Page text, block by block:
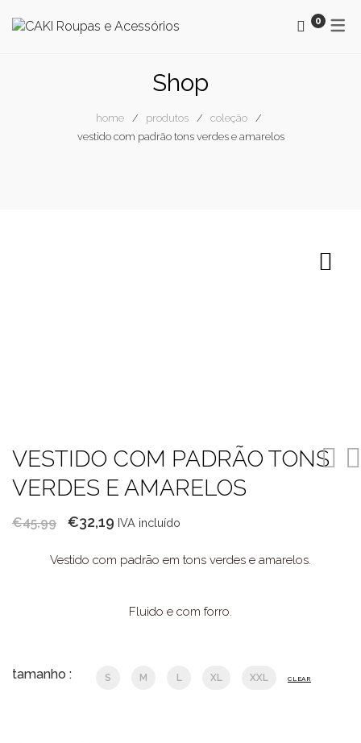
SURKANA
NEWSLETTER
0
Shop
home produtos
coleção
vestido com padrão tons verdes e amarelos
VESTIDO COM PADRÃO TONS
VERDES E AMARELOS
€45,99
O
original
€32,19 O
atual
€32,19.
IVA incluído
Vestido com padrão em tons verdes e amarelos.
Fluido e com forro.
tamanho : S M L XL XXL CLEAR